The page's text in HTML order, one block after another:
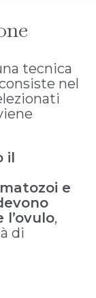
tecnica
nel
il
e
,
di